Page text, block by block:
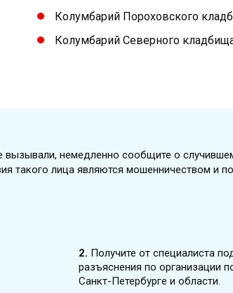
Колумбарий Пороховского
Колумбарий Северного
вызывали, немедленно сообщите о
такого лица являются мошенничеством и
2. Получите от специалиста
разъяснения по организации
Санкт-Петербурге и области.